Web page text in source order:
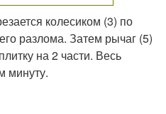
колесиком (3) по
разлома. Затем рычаг (5)
на 2 части. Весь
минуту.